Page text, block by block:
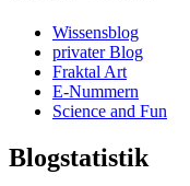
Wissensblog
privater Blog
Fraktal Art
E-Nummern
Science and Fun
Blogstatistik